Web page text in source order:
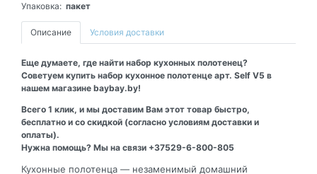
Упаковка: пакет
Описание Условия доставки
Еще думаете, где найти набор кухонных полотенец?
Советуем купить набор кухонное полотенце арт. Self V5 в
нашем магазине baybay.by!
Всего 1 клик, и мы доставим Вам этот товар быстро,
бесплатно и со скидкой (согласно условиям доставки и
оплаты).
Нужна помощь? Мы на связи +37529-6-800-805
Кухонные полотенца — незаменимый домашний